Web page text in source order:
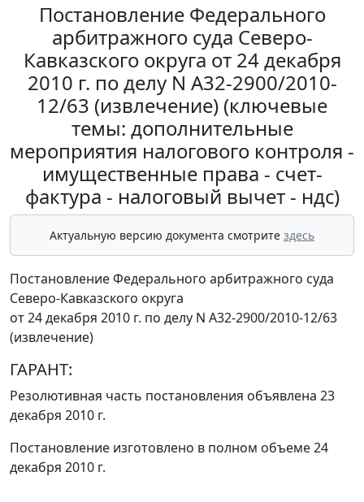
Постановление Федерального
арбитражного суда Северо-
Кавказского округа от 24 декабря
2010 г. по делу N А32-2900/2010-
12/63 (извлечение) (ключевые
темы: дополнительные
мероприятия налогового контроля -
имущественные права - счет-
фактура - налоговый вычет - ндс)
Актуальную версию документа смотрите здесь
Постановление Федерального арбитражного суда
Северо-Кавказского округа
от 24 декабря 2010 г. по делу N А32-2900/2010-12/63
(извлечение)
ГАРАНТ:
Резолютивная часть постановления объявлена 23
декабря 2010 г.
Постановление изготовлено в полном объеме 24
декабря 2010 г.